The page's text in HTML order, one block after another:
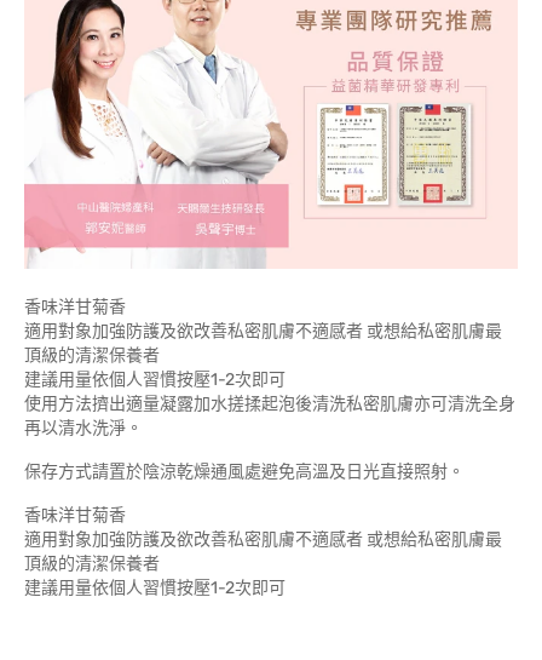
香味洋甘菊香
適用對象加強防護及欲改善私密肌膚不適感者 或想給私密肌膚最
頂級的清潔保養者
建議用量依個人習慣按壓1-2次即可
使用方法擠出適量凝露加水搓揉起泡後清洗私密肌膚亦可清洗全身
再以清水洗淨。
保存方式請置於陰涼乾燥通風處避免高溫及日光直接照射。
香味洋甘菊香
適用對象加強防護及欲改善私密肌膚不適感者 或想給私密肌膚最
頂級的清潔保養者
建議用量依個人習慣按壓1-2次即可